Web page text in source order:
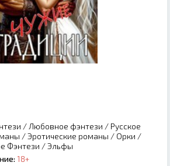
/ Любовное фэнтези / Русское
/Эротические романы / Орки /
Фэнтези /Эльфы
18+